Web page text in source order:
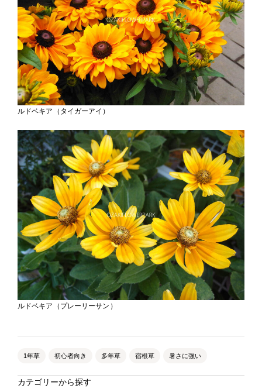
ルドベキア（タイガーアイ）
ルドベキア（プレーリーサン）
1年草 初心者向き 多年草 宿根草 暑さに強い
カテゴリーから探す